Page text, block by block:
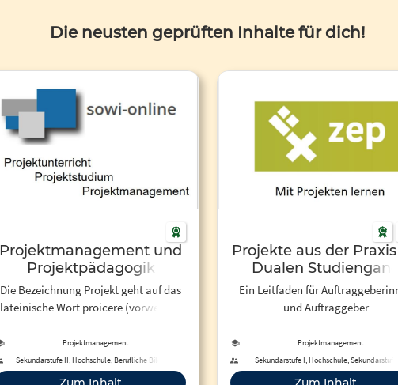
Die neusten geprüften Inhalte für dich!
Projektmanagement und
Projektpädagogik
Die Bezeichnung Projekt geht auf das
lateinische Wort proicere (vorwerfen,
wird heute im Sinne von Plan,
Planung, Entwurf und
Vorhabenverwandt. Dabei ist die
Projektmanagement
Sekundarstufe II, Hochschule, Berufliche Bildung
Projekte aus der
Dualen Studiengang
Public
Ein Leitfaden für
und Auftraggeber
Projektmanagement
Sekundarstufe I, Hochschule, Sekundarstufe
Berufliche Bildung